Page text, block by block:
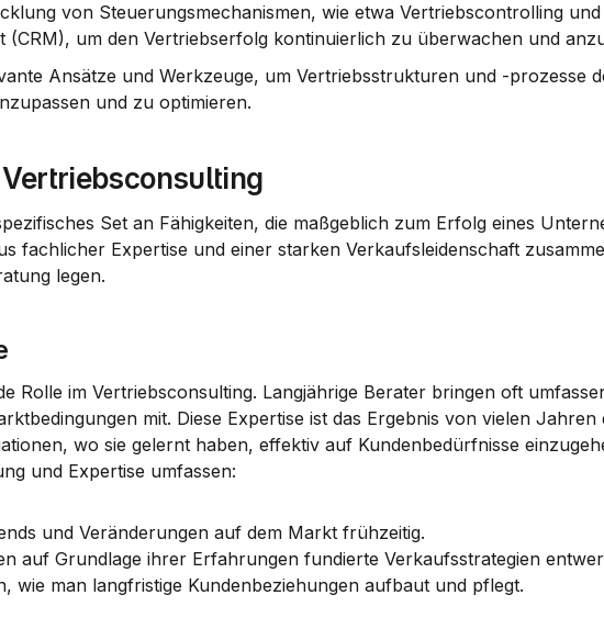
von Steuerungsmechanismen, wie etwa Vertriebscontrolling und
(CRM), um den Vertriebserfolg kontinuierlich zu überwachen und
Ansätze und Werkzeuge, um Vertriebsstrukturen und -prozesse
und zu optimieren.
Set an Fähigkeiten, die maßgeblich zum Erfolg eines
fachlicher Expertise und einer starken Verkaufsleidenschaft
legen.
Rolle im Vertriebsconsulting. Langjährige Berater bringen oft
mit. Diese Expertise ist das Ergebnis von vielen
wo sie gelernt haben, effektiv auf Kundenbedürfnisse
und Expertise umfassen:
und Veränderungen auf dem Markt frühzeitig.
auf Grundlage ihrer Erfahrungen fundierte Verkaufsstrategien
wie man langfristige Kundenbeziehungen aufbaut und pflegt.